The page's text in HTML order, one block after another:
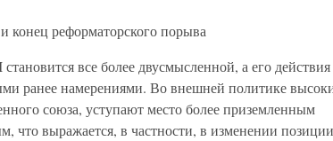
конец реформаторского порыва
все более двусмысленной, а его действия
ранее намерениями. Во внешней политике
союза, уступают место более приземленным
что выражается, в частности, в изменении позиции